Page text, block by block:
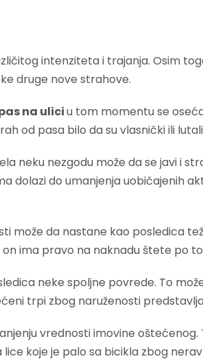
intenziteta i trajanja. Osim
druge nove strahove.
na uliciu tom momentu se
od pasa bilo da su vlasnički ili
neku nezgodu može da se javi i
dolazi do umanjenja uobičajenih
može da nastane kao posledica
ima pravo na naknadu štete po
neke spoljne povrede. To
trpi zbog naruženosti
vrednosti imovine
koje je palo sa bicikla zbog